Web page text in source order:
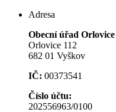
Adresa
Obecní úřad Orlovice
Orlovice 112
682 01 Vyškov
IČ: 00373541
Číslo účtu:
202556963/0100